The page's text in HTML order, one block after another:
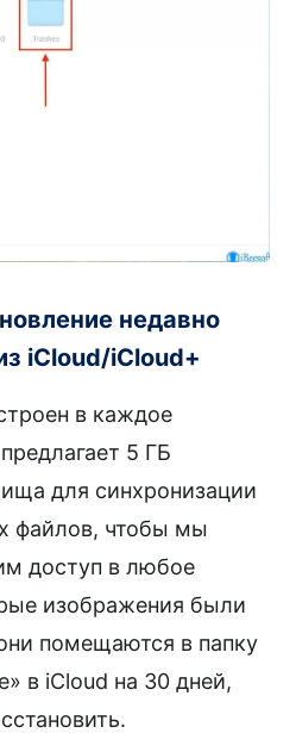
недавно
iCloud/iCloud+
в каждое
5 ГБ
для синхронизации
файлов, чтобы мы
доступ в любое
изображения были
помещаются в папку
в iCloud на 30 дней,